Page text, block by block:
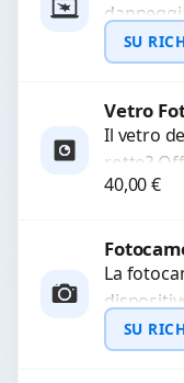
righe
LCD
SU
Vetro
Il vetro
rotto?
ricambi
40,00€
La
immagini
SU